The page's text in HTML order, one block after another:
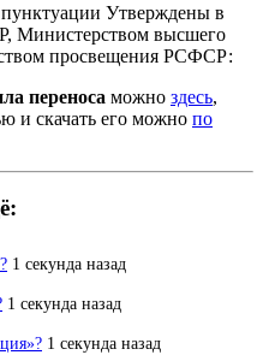
Утверждены в
Министерством высшего
просвещения РСФСР:
переноса можно здесь,
и скачать его можно по
1 секунда назад
1 секунда назад
1 секунда назад